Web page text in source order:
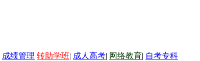
成绩管理 转助学班| 成人高考| 网络教育| 自考专科